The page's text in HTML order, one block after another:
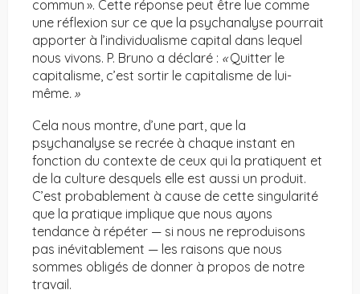
commun ». Cette réponse peut être lue comme
une réflexion sur ce que la psychanalyse pourrait
apporter à l’individualisme capital dans lequel
nous vivons. P. Bruno a déclaré : «Quitter le
capitalisme, c’est sortir le capitalisme de lui-
même. »
Cela nous montre, d’une part, que la
psychanalyse se recrée à chaque instant en
fonction du contexte de ceux qui la pratiquent et
de la culture desquels elle est aussi un produit.
C’est probablement à cause de cette singularité
que la pratique implique que nous ayons
tendance à répéter — si nous ne reproduisons
pas inévitablement — ​​les raisons que nous
sommes obligés de donner à propos de notre
travail.